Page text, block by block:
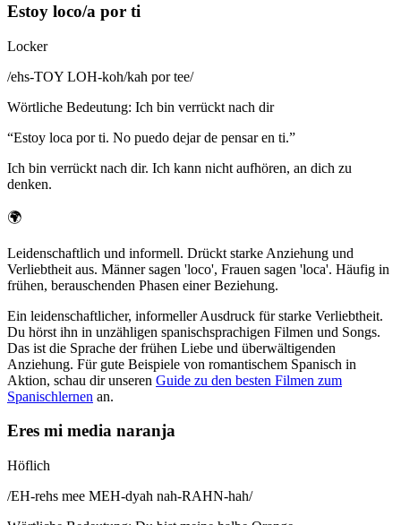
Estoy loco/a por ti
Locker
/ehs-TOY LOH-koh/kah por tee/
Wörtliche Bedeutung: Ich bin verrückt nach dir
“Estoy loca por ti. No puedo dejar de pensar en ti.”
Ich bin verrückt nach dir. Ich kann nicht aufhören, an dich zu
denken.
🌍
Leidenschaftlich und informell. Drückt starke Anziehung und
Verliebtheit aus. Männer sagen 'loco', Frauen sagen 'loca'. Häufig in
frühen, berauschenden Phasen einer Beziehung.
Ein leidenschaftlicher, informeller Ausdruck für starke Verliebtheit.
Du hörst ihn in unzähligen spanischsprachigen Filmen und Songs.
Das ist die Sprache der frühen Liebe und überwältigenden
Anziehung. Für gute Beispiele von romantischem Spanisch in
Aktion, schau dir unseren Guide zu den besten Filmen zum
Spanischlernen an.
Eres mi media naranja
Höflich
/EH-rehs mee MEH-dyah nah-RAHN-hah/